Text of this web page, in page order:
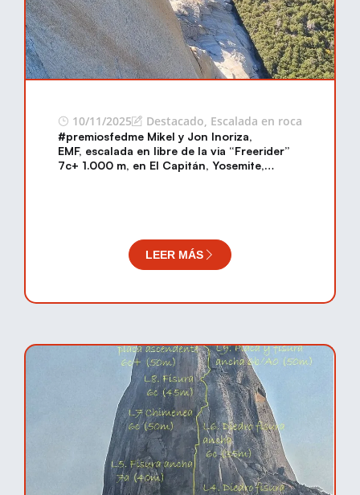
10/11/2025 Destacado, Escalada en roca
#premiosfedme Mikel y Jon Inoriza,
EMF, escalada en libre de la via “Freerider”
7c+ 1.000 m, en El Capitán, Yosemite,
LEER MÁS